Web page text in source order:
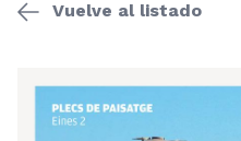
Vuelve al listado